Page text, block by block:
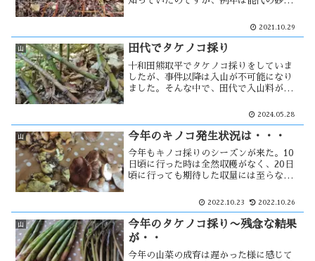
ですが、収穫は皆無に近かった。そのた
した。思っていたよりも人の出が多
2021.10.29
山 田代でタケノコ採り
十和田熊取平でタケノコ採りをしていま
したが、事件以降は入山が不可能になり
ました。そんな中で、田代で入山料が徴
ケノコの宝庫である事を知っていたので
襲われ・・・
2024.05.28
山 今年のキノコ発生状況は・・・
今年もキノコ採りのシーズンが来た。10
日頃に行った時は全然収穫がなく、20日
頃に行っても期待した収量には至らなか
か？今年の天候は不順だとされている。
シーズンが終わって不作年になるか・・
2022.10.23 2022.10.26
山
今年のタケノコ採り〜残念な結果
が・・
今年の山菜の成育は遅かった様に感じて